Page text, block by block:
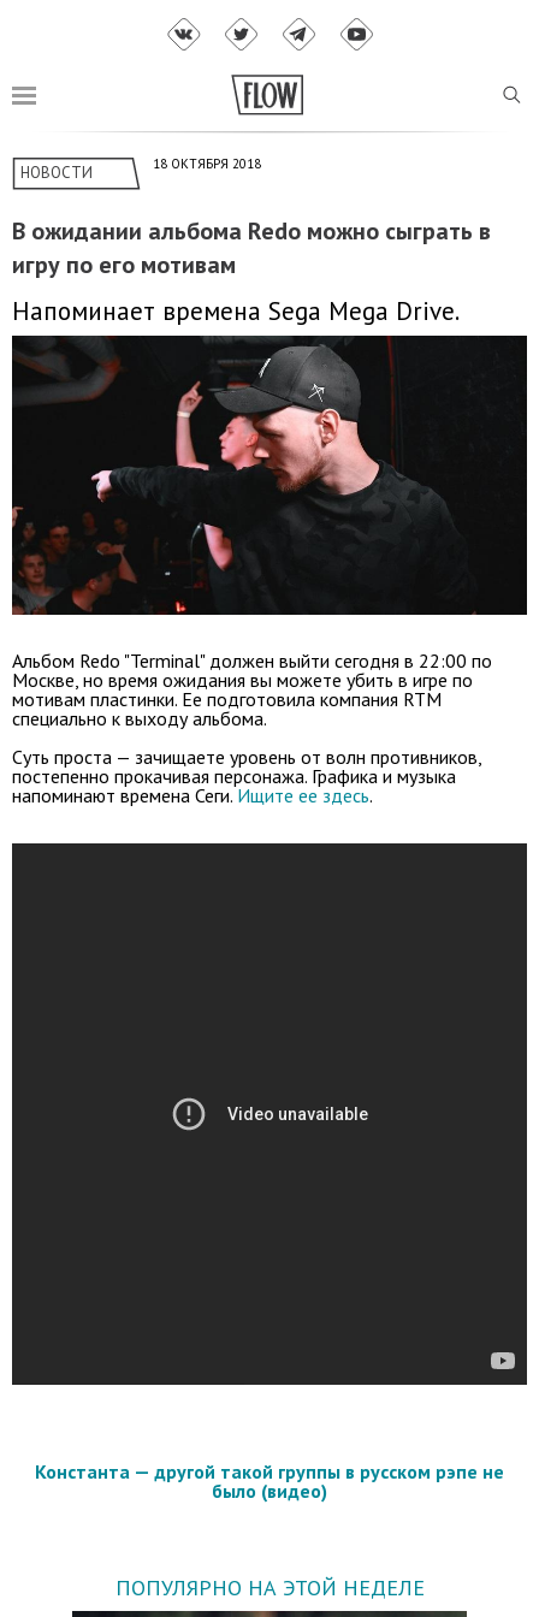
НОВОСТИ 18 ОКТЯБРЯ 2018
В ожидании альбома Redo можно сыграть в
игру по его мотивам
Напоминает времена Sega Mega Drive.
Альбом Redo "Terminal" должен выйти сегодня в 22:00 по
Москве, но время ожидания вы можете убить в игре по
мотивам пластинки. Ее подготовила компания RTM
специально к выходу альбома.
Суть проста — зачищаете уровень от волн противников,
постепенно прокачивая персонажа. Графика и музыка
напоминают времена Сеги.Ищите ее здесь.
Константа — другой такой группы в русском рэпе не
было (видео)
ПОПУЛЯРНО НА ЭТОЙ НЕДЕЛЕ